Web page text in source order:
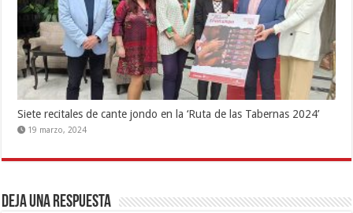
Siete recitales de cante jondo en la ‘Ruta de las Tabernas 2024’
19 marzo, 2024
Deja una respuesta